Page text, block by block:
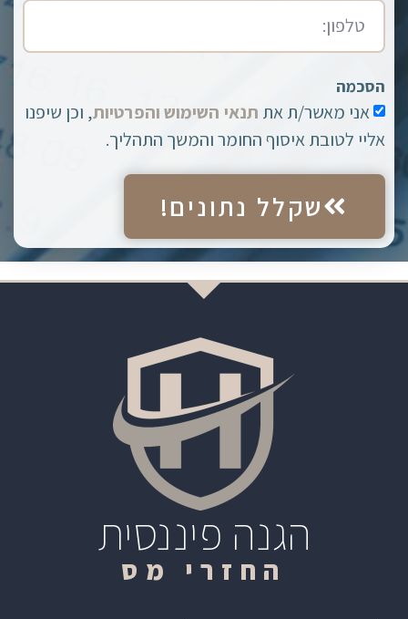
הסכמה
אני מאשר/ת את תנאי השימוש והפרטיות, וכן שיפנו
אליי לטובת איסוף החומר והמשך התהליך.
שקלל נתונים!
הגנה פיננסית
החזרי מס